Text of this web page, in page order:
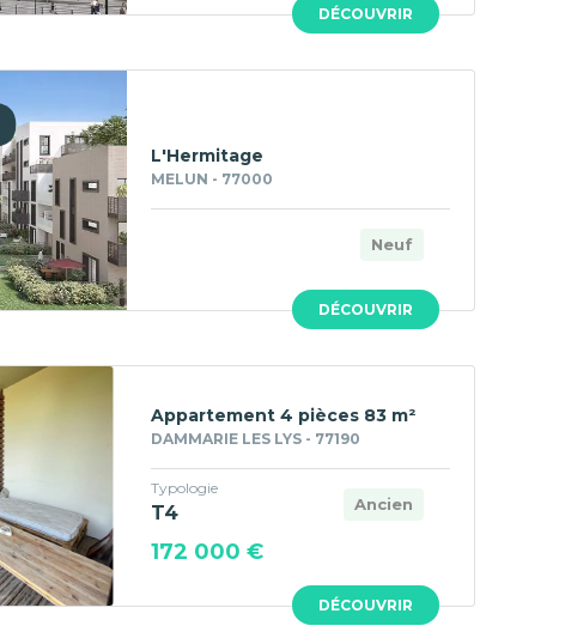
DÉCOUVRIR
DÉCOUVRIR
L'Hermitage
MELUN - 77000
Neuf
DÉCOUVRIR
Appartement 4 pièces 83 m²
DAMMARIE LES LYS - 77190
Ancien
Typologie
T4
172 000 €